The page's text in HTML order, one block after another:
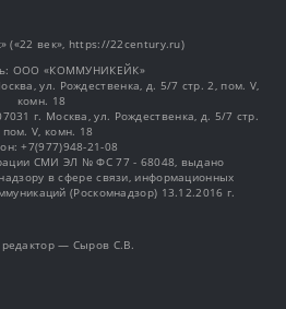
(«22 век», https://22century.ru)
OOO «КОММУНИКЕЙК»
ул. Рождественка, д. 5/7 стр. 2, пом. V,
комн. 18
г. Москва, ул. Рождественка, д. 5/7 стр.
пом. V, комн. 18
+7(977)948-21-08
СМИ ЭЛ № ФС 77 - 68048, выдано
в сфере связи, информационных
(Роскомнадзор) 13.12.2016 г.
— Сыров С.В.